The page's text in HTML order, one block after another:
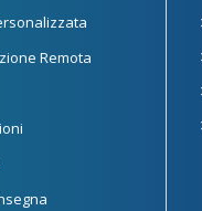
Remota